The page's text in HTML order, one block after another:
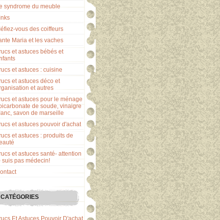
syndrome du meuble
vous des coiffeurs
Maria et les vaches
et astuces bébés et
et astuces : cuisine
et astuces déco et
et autres
et astuces pour le ménage
de soude, vinaigre
savon de marseille
et astuces pouvoir d'achat
et astuces : produits de
et astuces santé- attention
suis pas médecin!
CATÉGORIES
Et Astuces Pouvoir D'achat